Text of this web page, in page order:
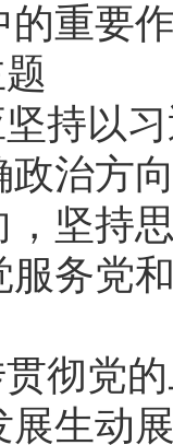
的重要
持以
政治方
，坚持
服务党
贯彻党
展生动